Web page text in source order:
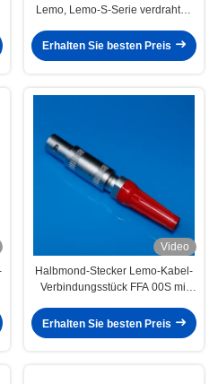
Lemo, Lemo-S-Serie verdrahten
FFA.0S.304.CLA
Erhalten Sie besten Preis
Video
Halbmond-Stecker Lemo-Kabel-
Verbindungsstück FFA 00S mit
Wohnung
Erhalten Sie besten Preis